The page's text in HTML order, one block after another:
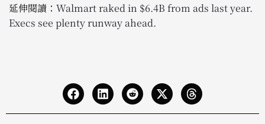
延伸閱讀： Walmart raked in $6.4B from ads last year.
Execs see plenty runway ahead.